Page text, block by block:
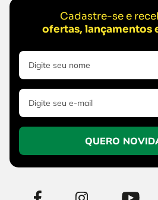
Cadastre-se e
ofertas, lançamentos
QUERO